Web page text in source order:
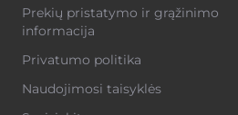
Prekių pristatymo ir grąžinimo
informacija
Privatumo politika
Naudojimosi taisyklės